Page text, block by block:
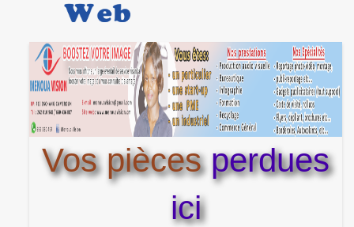
Vos piècesperdues
ici